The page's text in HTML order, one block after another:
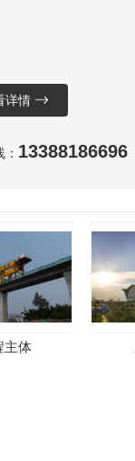
详情
13388186696
主体